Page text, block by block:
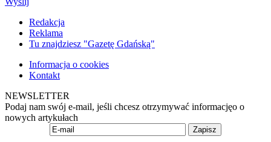
Redakcja
Reklama
Tu znajdziesz "Gazetę Gdańską"
Informacja o cookies
Kontakt
NEWSLETTER
Podaj nam swój e-mail, jeśli chcesz otrzymywać informacjęo o
nowych artykułach
Zapisz